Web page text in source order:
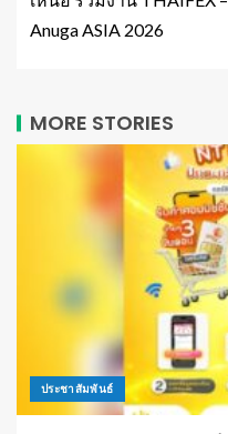
Anuga ASIA 2026
MORE STORIES
ประชาสัมพันธ์